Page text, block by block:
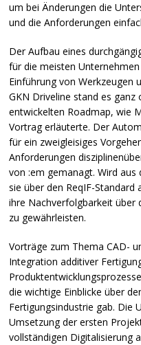
um bei Änderungen die
und die Anforderungen
Der Aufbau eines
für die meisten
Einführung von Werkzeugen
GKN Driveline stand es
entwickelten Roadmap, wie
Vortrag erläuterte. Der
für ein zweigleisiges
Anforderungen
von :em gemanagt. Wird
sie über den ReqIF-
ihre Nachverfolgbarkeit über
zu gewährleisten.
Vorträge zum ThemaCAD-
Integration additiver
die wichtige Einblicke über
Fertigungsindustrie gab. Die
Umsetzung der ersten
vollständigen Digitalisierung